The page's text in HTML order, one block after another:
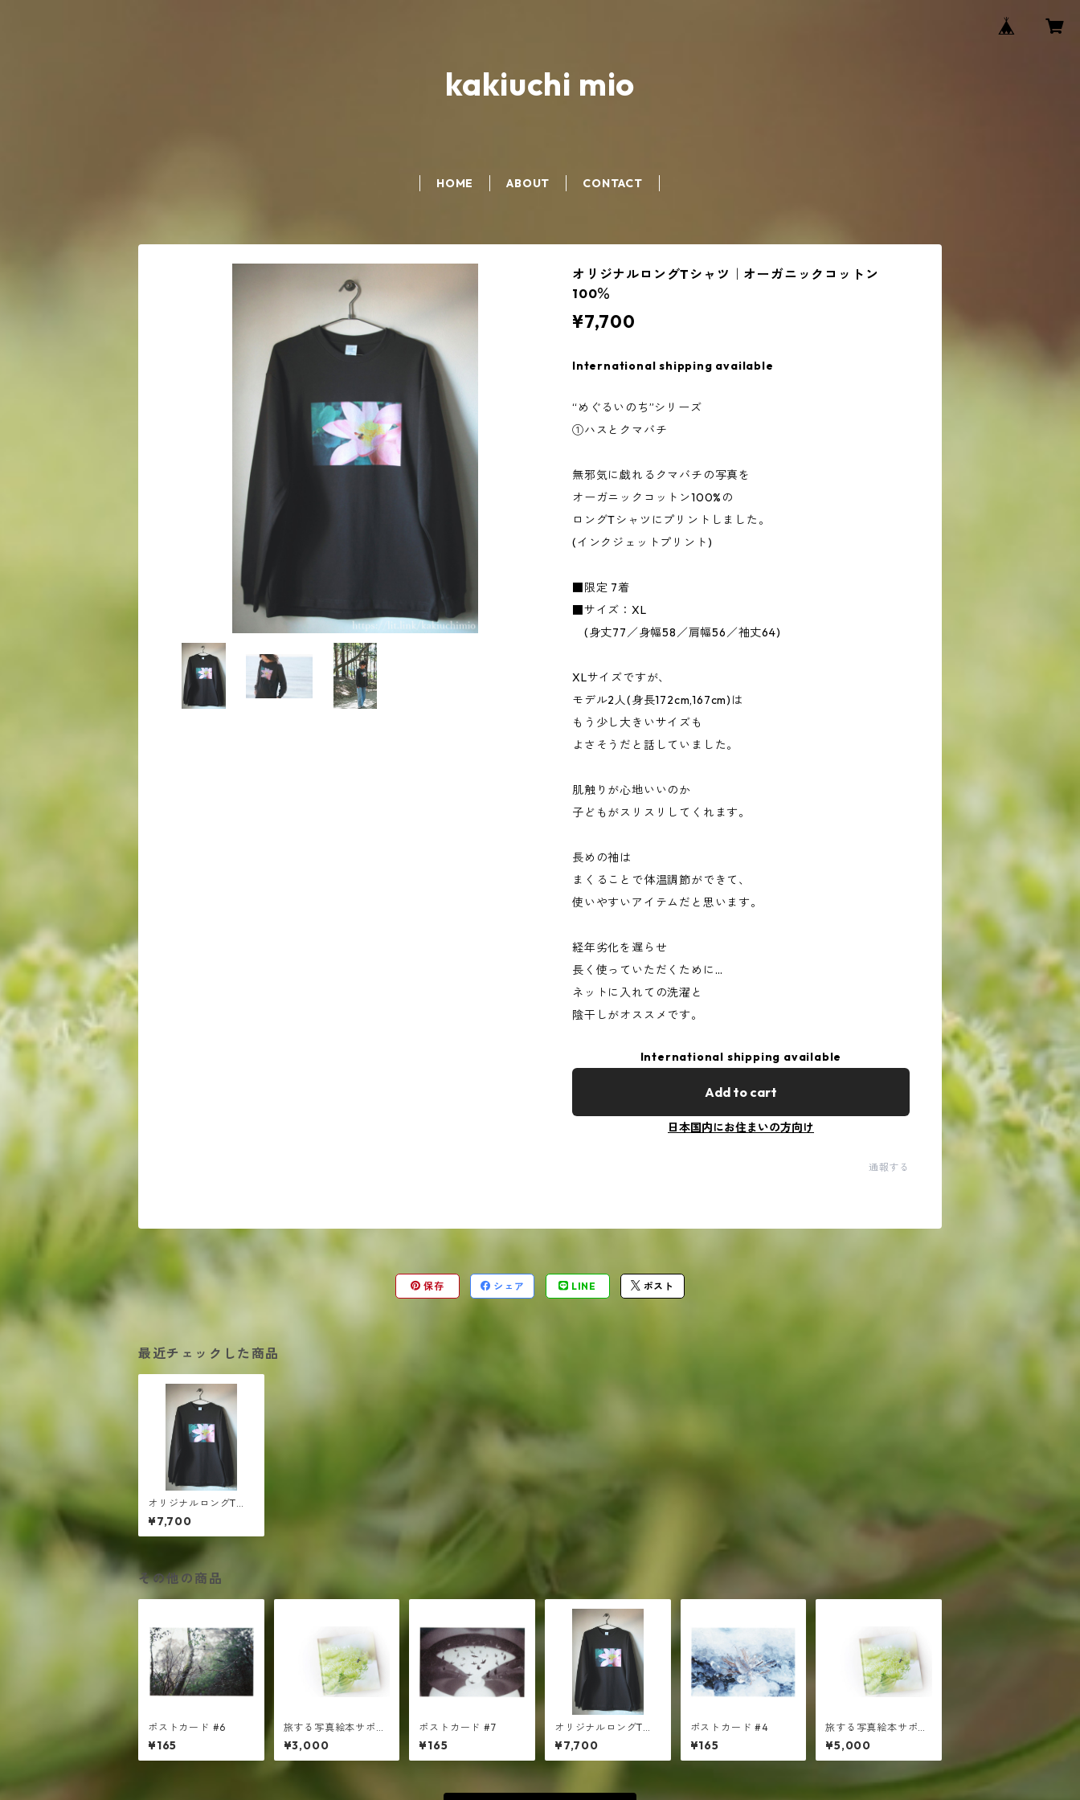
kakiuchi mio
HOME ABOUT CONTACT
オリジナルロングTシャツ｜オーガニックコットン
100％
¥7,700
International shipping available
“めぐるいのち”シリーズ
①ハスとクマバチ
無邪気に戯れるクマバチの写真を
オーガニックコットン100%の
ロングTシャツにプリントしました。
(インクジェットプリント)
■限定 7着
■サイズ：XL
(身丈77／身幅58／肩幅56／袖丈64)
XLサイズですが、
モデル2人(身長172cm,167cm)は
もう少し大きいサイズも
よさそうだと話していました。
肌触りが心地いいのか
子どもがスリスリしてくれます。
長めの袖は
まくることで体温調節ができて、
使いやすいアイテムだと思います。
経年劣化を遅らせ
長く使っていただくために…
ネットに入れての洗濯と
陰干しがオススメです。
International shipping available
Add to cart
日本国内にお住まいの方向け
通報する
保存 シェア LINE ポスト
最近チェックした商品
オリジナルロングTシ
ャツ｜オーガニックコ
ットン100％
¥7,700
その他の商品
ポストカード #6
¥165
旅する写真絵本サポー
ト ￥3000
¥3,000
ポストカード #7
¥165
オリジナルロングTシ
ャツ｜オーガニックコ
ットン100％
¥7,700
ポストカード #4
¥165
旅する写真絵本サポー
ト ￥5000
¥5,000